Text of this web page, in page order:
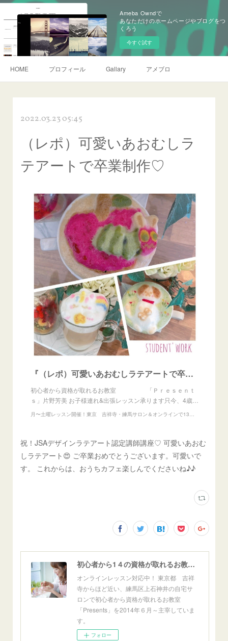
Ameba Owndで
あなただけのホームページやブログをつ
くろう
今すぐ試す
HOME プロフィール Gallary アメブロ
2022.03.23 05:45
（レポ）可愛いあおむしラ
テアートで卒業制作♡
『（レポ）可愛いあおむしラテアートで卒業制作♡』
初心者から資格が取れるお教室 「Ｐｒｅｓｅｎｔ
ｓ」片野芳美 お子様連れ&出張レッスン承ります只今、4歳…
月〜土曜レッスン開催！東京 吉祥寺・練馬サロン＆オンラインで13の資格が取れるお教室『Presents』
祝！JSAデザインラテアート認定講師講座♡ 可愛いあおむ
しラテアート😍 ご卒業おめでとうございます。可愛いで
す。 これからは、おうちカフェ楽しんでくださいね♪♪
初心者から1４の資格が取れるお教室「Presents」東京自宅サロン＆オンライン
オンラインレッスン対応中！ 東京都 吉祥
寺からほど近い、練馬区上石神井の自宅サ
ロンで初心者から資格が取れるお教室
「Presents」を2014年６月～主宰していま
す。
フォロー